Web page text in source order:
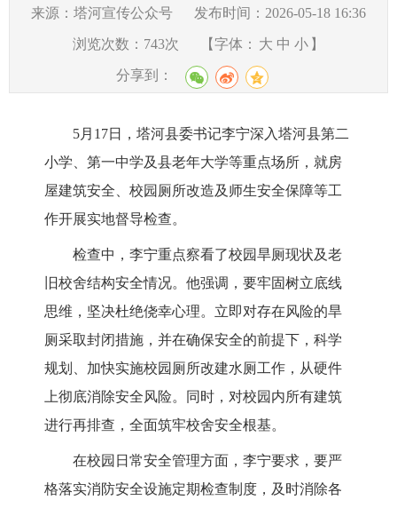
来源：塔河宣传公众号 发布时间：2026-05-18 16:36
浏览次数： 743次 【字体： 大 中 小 】
分享到：
5月17日，塔河县委书记李宁深入塔河县第二
小学、第一中学及县老年大学等重点场所，就房
屋建筑安全、校园厕所改造及师生安全保障等工
作开展实地督导检查。
检查中，李宁重点察看了校园旱厕现状及老
旧校舍结构安全情况。他强调，要牢固树立底线
思维，坚决杜绝侥幸心理。立即对存在风险的旱
厕采取封闭措施，并在确保安全的前提下，科学
规划、加快实施校园厕所改建水厕工作，从硬件
上彻底消除安全风险。同时，对校园内所有建筑
进行再排查，全面筑牢校舍安全根基。
在校园日常安全管理方面，李宁要求，要严
格落实消防安全设施定期检查制度，及时消除各